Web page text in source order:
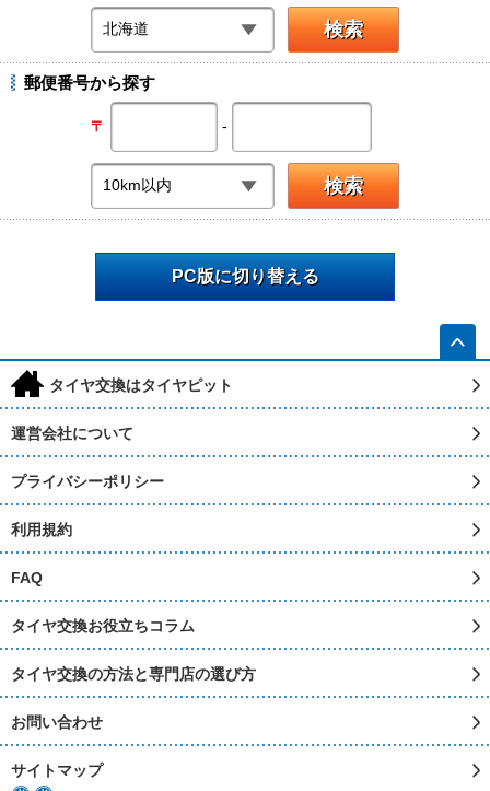
郵便番号から探す
〒 -
PC版に切り替える
h タイヤ交換はタイヤピット
運営会社について
プライバシーポリシー
利用規約
FAQ
タイヤ交換お役立ちコラム
タイヤ交換の方法と専門店の選び方
お問い合わせ
サイトマップ